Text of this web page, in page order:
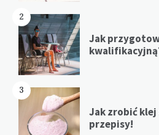
2
Jak
3
Jak zrobić klej
przepisy!